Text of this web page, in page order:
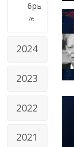
брь
76
2024
2023
2022
2021